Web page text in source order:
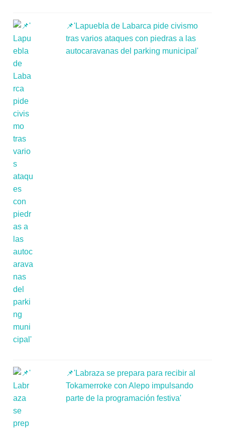
📌'Lapuebla de Labarca pide civismo
tras varios ataques con piedras a las
autocaravanas del parking municipal'
📌'Labraza se prepara para recibir al
Tokamerroke con Alepo impulsando
parte de la programación festiva'